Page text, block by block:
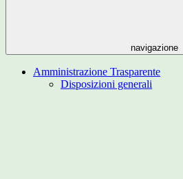
navigazione
Amministrazione Trasparente
Disposizioni generali